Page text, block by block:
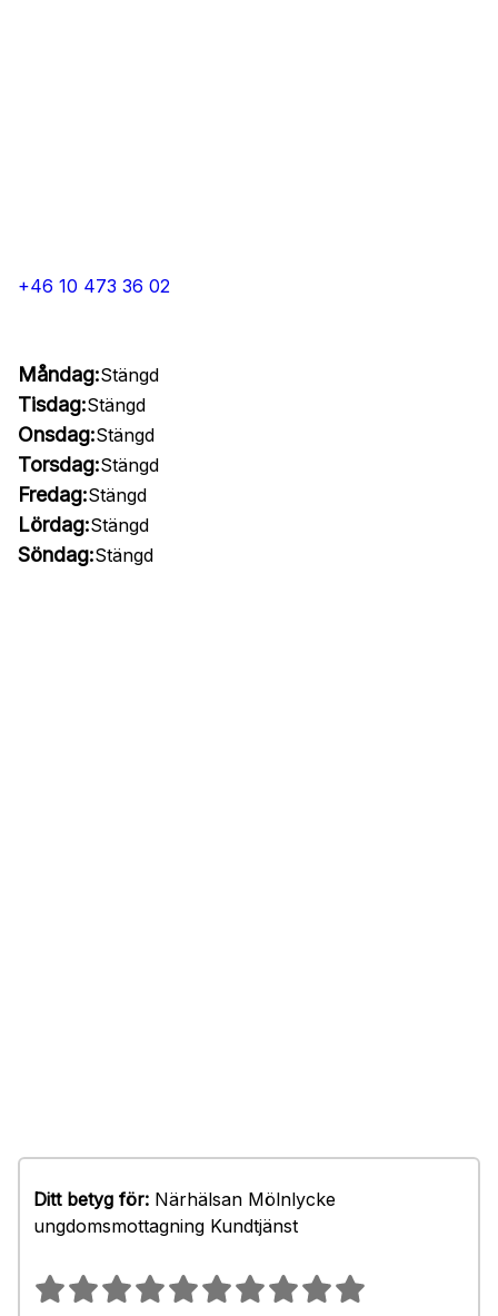
+46 10 473 36 02
Måndag:Stängd
Tisdag:Stängd
Onsdag:Stängd
Torsdag:Stängd
Fredag:Stängd
Lördag:Stängd
Söndag:Stängd
Ditt betyg för: Närhälsan Mölnlycke
ungdomsmottagning Kundtjänst